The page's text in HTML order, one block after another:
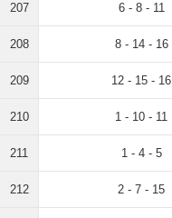
207 6 - 8 - 11
208 8 - 14 - 16
209 12 - 15 - 16
210 1 - 10 - 11
211 1 - 4 - 5
212 2 - 7 - 15